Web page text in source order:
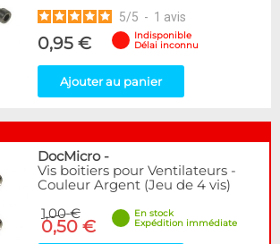
5/5 - 1 avis
0,95 €
Indisponible
Délai inconnu
Ajouter au panier
DocMicro-
Vis boitiers pour Ventilateurs -
Couleur Argent (Jeu de 4 vis)
1,00 €
0,50 €
En stock
Expédition immédiate